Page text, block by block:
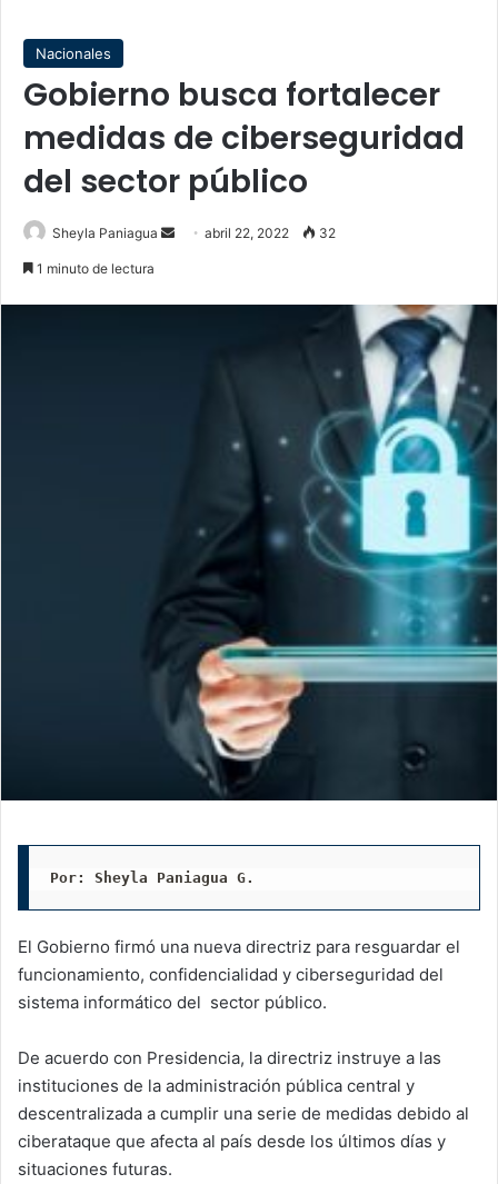
Nacionales
Gobierno busca fortalecer
medidas de ciberseguridad
del sector público
Sheyla Paniagua
Sendabril 22, 2022 32
1 minuto de lectura
Por: Sheyla Paniagua G.
El Gobierno firmó una nueva directriz para resguardar el
funcionamiento, confidencialidad y ciberseguridad del
sistema informático del sector público.
De acuerdo con Presidencia, la directriz instruye a las
instituciones de la administración pública central y
descentralizada a cumplir una serie de medidas debido al
ciberataque que afecta al país desde los últimos días y
situaciones futuras.